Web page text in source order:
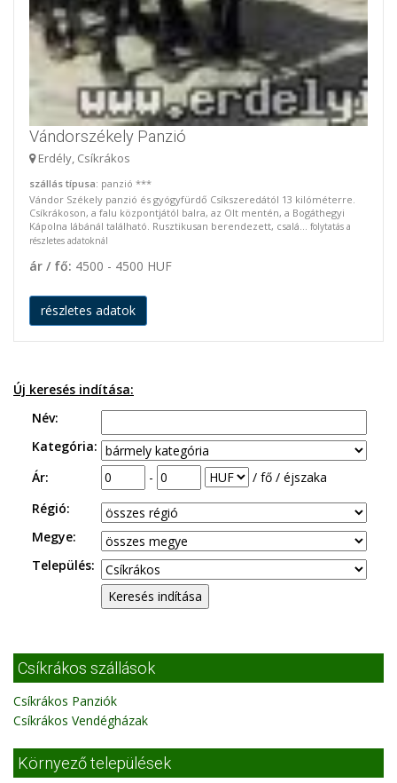
Vándorszékely Panzió
Erdély, Csíkrákos
szállás típusa: panzió ***
Vándor Székely panzió és gyógyfürdő Csíkszeredától 13 kilóméterre.
Csíkrákoson, a falu központjától balra, az Olt mentén, a Bogáthegyi
Kápolna lábánál található. Rusztikusan berendezett, csalá... folytatás a
részletes adatoknál
ár / fő: 4500 - 4500 HUF
részletes adatok
Új keresés indítása:
Név:
Kategória:
Ár:
-
/ fő / éjszaka
Régió:
Megye:
Település:
Csíkrákos szállások
Csíkrákos Panziók
Csíkrákos Vendégházak
Környező települések